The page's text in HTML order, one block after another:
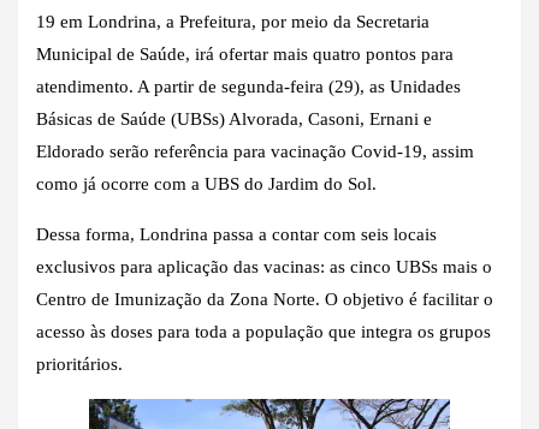
19 em Londrina, a Prefeitura, por meio da Secretaria
Municipal de Saúde, irá ofertar mais quatro pontos para
atendimento. A partir de segunda-feira (29), as Unidades
Básicas de Saúde (UBSs) Alvorada, Casoni, Ernani e
Eldorado serão referência para vacinação Covid-19, assim
como já ocorre com a UBS do Jardim do Sol.
Dessa forma, Londrina passa a contar com seis locais
exclusivos para aplicação das vacinas: as cinco UBSs mais o
Centro de Imunização da Zona Norte. O objetivo é facilitar o
acesso às doses para toda a população que integra os grupos
prioritários.